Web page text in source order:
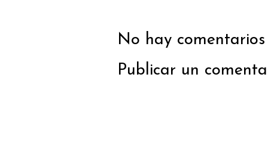
No hay comentarios
Publicar un